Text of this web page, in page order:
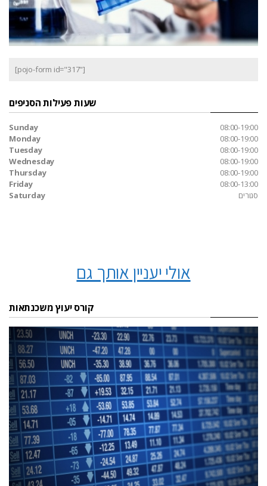
[pojo-form id="317"]
שעות פעילות הסניפים
Sunday
08:00-19:00
Monday
08:00-19:00
Tuesday
08:00-19:00
Wednesday
08:00-19:00
Thursday
08:00-19:00
Friday
08:00-13:00
Saturday
סגורים
אולי יעניין אותך גם
קורס יעוץ משכנתאות